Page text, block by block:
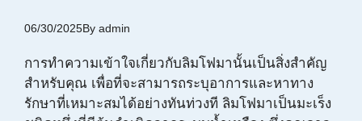
06/30/2025By admin
การทำความเข้าใจเกี่ยวกับลิมโฟมานั้นเป็นสิ่งสำคัญ
สำหรับคุณ เพื่อที่จะสามารถระบุอาการและหาทาง
รักษาที่เหมาะสมได้อย่างทันท่วงที ลิมโฟมาเป็นมะเร็ง